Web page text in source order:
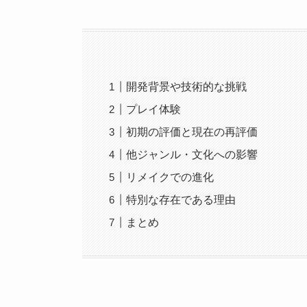
開発背景や技術的な挑戦
プレイ体験
初期の評価と現在の再評価
他ジャンル・文化への影響
リメイクでの進化
特別な存在である理由
まとめ